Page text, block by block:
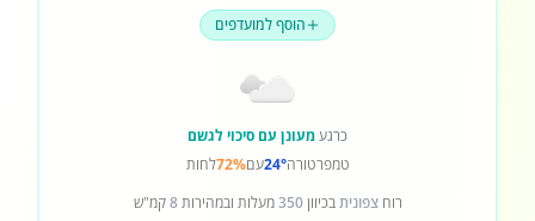
הוסף למועדפים
כרגעמעונן עם סיכוי לגשם
טמפרטורה24°עם72%לחות
רוחצפוניתבכיוון350מעלות ובמהירות8קמ"ש